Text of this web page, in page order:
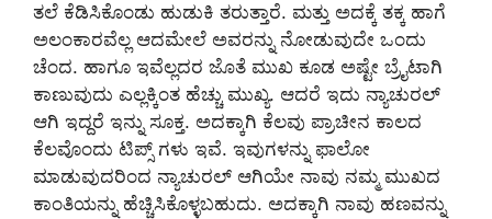
ತಲೆ ಕೆಡಿಸಿಕೊಂಡು ಹುಡುಕಿ ತರುತ್ತಾರೆ. ಮತ್ತು ಅದಕ್ಕೆ ತಕ್ಕ ಹಾಗೆ
ಅಲಂಕಾರವೆಲ್ಲ ಆದಮೇಲೆ ಅವರನ್ನು ನೋಡುವುದೇ ಒಂದು
ಚೆಂದ. ಹಾಗೂ ಇವೆಲ್ಲದರ ಜೊತೆ ಮುಖ ಕೂಡ ಅಷ್ಟೇ ಬ್ರೈಟಾಗಿ
ಕಾಣುವುದು ಎಲ್ಲಕ್ಕಿಂತ ಹೆಚ್ಚು ಮುಖ್ಯ. ಆದರೆ ಇದು ನ್ಯಾಚುರಲ್
ಆಗಿ ಇದ್ದರೆ ಇನ್ನು ಸೂಕ್ತ. ಅದಕ್ಕಾಗಿ ಕೆಲವು ಪ್ರಾಚೀನ ಕಾಲದ
ಕೆಲವೊಂದು ಟಿಪ್ಸ್ ಗಳು ಇವೆ. ಇವುಗಳನ್ನು ಫಾಲೋ
ಮಾಡುವುದರಿಂದ ನ್ಯಾಚುರಲ್ ಆಗಿಯೇ ನಾವು ನಮ್ಮ ಮುಖದ
ಕಾಂತಿಯನ್ನು ಹೆಚ್ಚಿಸಿಕೊಳ್ಳಬಹುದು. ಅದಕ್ಕಾಗಿ ನಾವು ಹಣವನ್ನು